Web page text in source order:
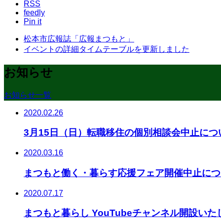
RSS
feedly
Pin it
松本市広報誌「広報まつもと」
イベントの詳細タイムテーブルを更新しました
お知らせ
お知らせ一覧
2020.02.26
3月15日（日）転職移住の個別相談会中止につ
2020.03.16
まつもと働く・暮らす応援フェア開催中止に
2020.07.17
まつもと暮らし YouTubeチャンネル開設いた